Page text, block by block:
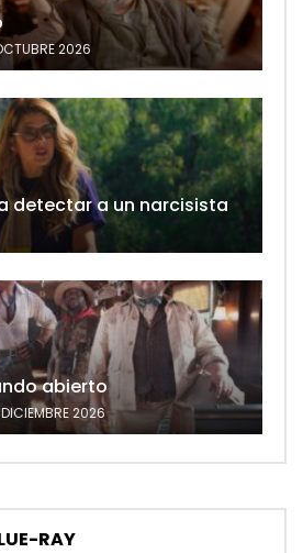
2026
detectar a un narcisista
abierto
2026
RAY